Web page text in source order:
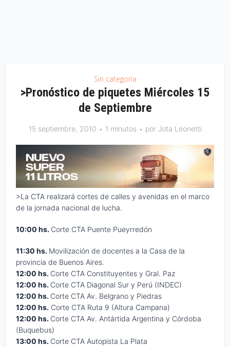
Sin categoría
>Pronóstico de piquetes Miércoles 15
de Septiembre
15 septiembre, 2010 1 minutos por Jota Leonetti
>La CTA realizará cortes de calles y avenidas en el marco
de la jornada nacional de lucha.
10:00 hs. Corte CTA Puente Pueyrredón
11:30 hs. Movilización de docentes a la Casa de la
provincia de Buenos Aires.
12:00 hs. Corte CTA Constituyentes y Gral. Paz
12:00 hs. Corte CTA Diagonal Sur y Perú (INDEC)
12:00 hs. Corte CTA Av. Belgrano y Piedras
12:00 hs. Corte CTA Ruta 9 (Altura Campana)
12:00 hs. Corte CTA Av. Antártida Argentina y Córdoba
(Buquebus)
13:00 hs. Corte CTA Autopista La Plata